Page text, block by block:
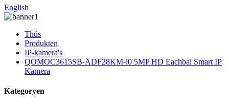
English
Thús
Produkten
IP-kamera's
QOMOC3615SB-ADF28KM-l0 5MP HD Eachbal Smart IP
Kamera
Kategoryen